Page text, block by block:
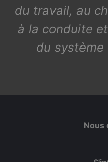
du travail, au
à la conduite
du système
Nous